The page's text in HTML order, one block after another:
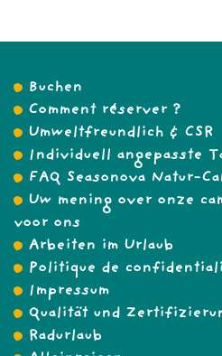
Buchen
Comment réserver ?
Umweltfreundlich & CSR
Individuell angepasste
FAQ Seasonova Natur-
Uw mening over onze
voor ons
Arbeiten im Urlaub
Politique de
Impressum
Qualität und
Radurlaub